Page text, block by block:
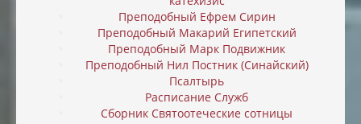
Преподобный Ефрем Сирин
Преподобный Макарий Египетский
Преподобный Марк Подвижник
Преподобный Нил Постник (Синайский)
Псалтырь
Расписание Служб
Сборник Святоотеческие сотницы